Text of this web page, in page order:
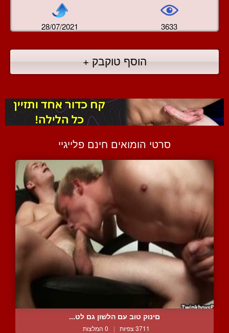
28/07/2021 3633
הוסף טוקבק +
סרטי הומואים חינם פלייגיי
םינוק טוב עם הלשון גם לט...
3711 צפיות | 0 המלצות